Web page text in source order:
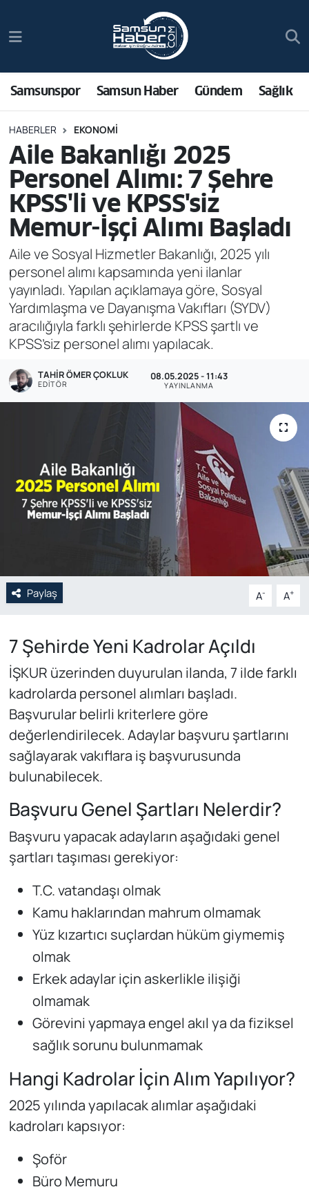
Samsunspor Samsun Haber Gündem Sağlık
HABERLER EKONOMI
Aile Bakanlığı 2025
Personel Alımı: 7 Şehre
KPSS'li ve KPSS'siz
Memur-İşçi Alımı Başladı
Aile ve Sosyal Hizmetler Bakanlığı, 2025 yılı
personel alımı kapsamında yeni ilanlar
yayınladı. Yapılan açıklamaya göre, Sosyal
Yardımlaşma ve Dayanışma Vakıfları (SYDV)
aracılığıyla farklı şehirlerde KPSS şartlı ve
KPSS’siz personel alımı yapılacak.
TAHIR ÖMER ÇOKLUK
EDITÖR
08.05.2025 - 11:43
YAYINLANMA
Paylaş A- A+
7 Şehirde Yeni Kadrolar Açıldı
İŞKUR üzerinden duyurulan ilanda, 7 ilde farklı
kadrolarda personel alımları başladı.
Başvurular belirli kriterlere göre
değerlendirilecek. Adaylar başvuru şartlarını
sağlayarak vakıflara iş başvurusunda
bulunabilecek.
Başvuru Genel Şartları Nelerdir?
Başvuru yapacak adayların aşağıdaki genel
şartları taşıması gerekiyor:
T.C. vatandaşı olmak
Kamu haklarından mahrum olmamak
Yüz kızartıcı suçlardan hüküm giymemiş
olmak
Erkek adaylar için askerlikle ilişiği
olmamak
Görevini yapmaya engel akıl ya da fiziksel
sağlık sorunu bulunmamak
Hangi Kadrolar İçin Alım Yapılıyor?
2025 yılında yapılacak alımlar aşağıdaki
kadroları kapsıyor:
Şoför
Büro Memuru
Samsun Haber
Sağlık
Asayiş
Bilim ve Teknoloji
Bölge
Dünya
Ekonomi
Genel
Gündem
Özel Haber
Siyaset
Spor
Yerel
Trafik Durumu
Süper Lig Puan Durumu ve Fikstür
Tüm Manşetler
Son Dakika Haberleri
Haber Arşivi